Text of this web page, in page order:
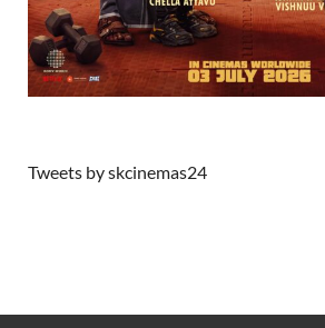
Tweets by skcinemas24